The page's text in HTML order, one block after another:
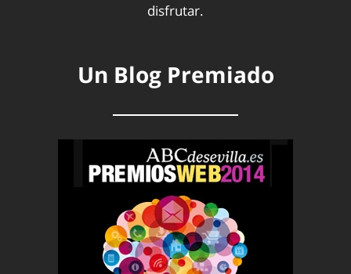
disfrutar.
Un Blog Premiado